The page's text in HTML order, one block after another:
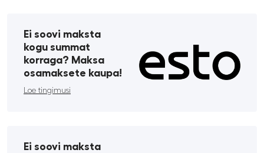
Ei soovi maksta
kogu summat
korraga? Maksa
osamaksete kaupa!
Loe tingimusi
Ei soovi maksta